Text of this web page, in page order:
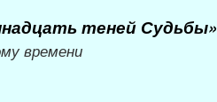
теней Судьбы»
времени